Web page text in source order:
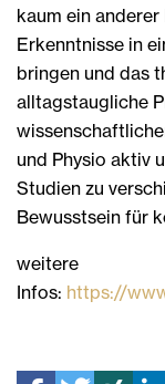
kaum ein
Erkenntnisse in
bringen und das
alltagstaugliche
und Physio aktiv
Studien zu
Bewusstsein für
weitere
Infos: https://